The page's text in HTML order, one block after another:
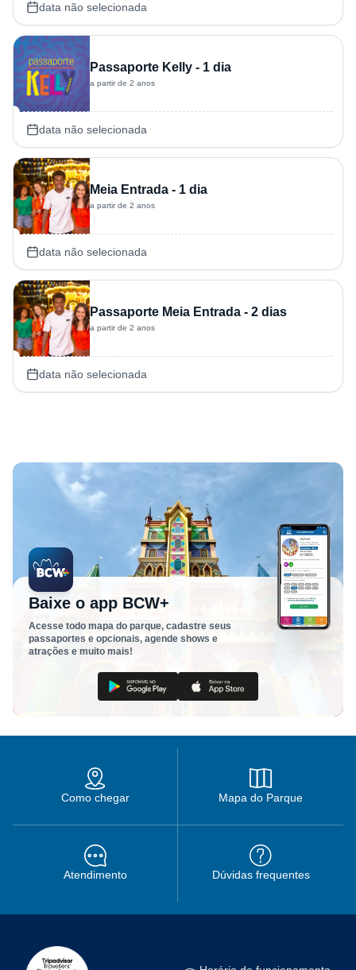
data não selecionada
Passaporte Kelly - 1 dia
a partir de 2 anos
data não selecionada
Meia Entrada - 1 dia
a partir de 2 anos
data não selecionada
Passaporte Meia Entrada - 2 dias
a partir de 2 anos
data não selecionada
Baixe o app BCW+
Acesse todo mapa do parque, cadastre seus
passaportes e opcionais, agende shows e
atrações e muito mais!
Como chegar Mapa do Parque
Atendimento Dúvidas frequentes